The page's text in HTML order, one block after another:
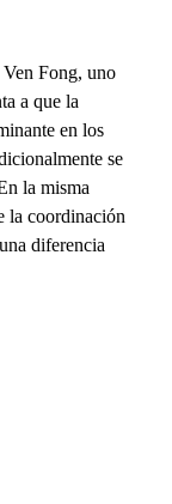
Fong, uno
a que la
en los
se
la misma
la coordinación
diferencia